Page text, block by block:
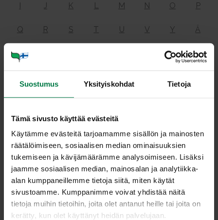
Suostumus Yksityiskohdat Tietoja
Tämä sivusto käyttää evästeitä
Käytämme evästeitä tarjoamamme sisällön ja mainosten
räätälöimiseen, sosiaalisen median ominaisuuksien
tukemiseen ja kävijämäärämme analysoimiseen. Lisäksi
jaamme sosiaalisen median, mainosalan ja analytiikka-
alan kumppaneillemme tietoja siitä, miten käytät
sivustoamme. Kumppanimme voivat yhdistää näitä
tietoja muihin tietoihin, joita olet antanut heille tai joita on
kerätty, kun olet käyttänyt heidän palvelujaan.
I J K L M N O P
Q R S T U V Y Ä
Ö
He­mi­rau­ta
on hemoglobiinissa ja myoglobiinissa eli eläinkunnan
tuotteissa oleva rauta, joka on elimistön kannalta
helpommin imeytyvässä muodossa kuin kasvikunnan
nonhemirauta.
Katsohemoglobiinijanonhemirauta